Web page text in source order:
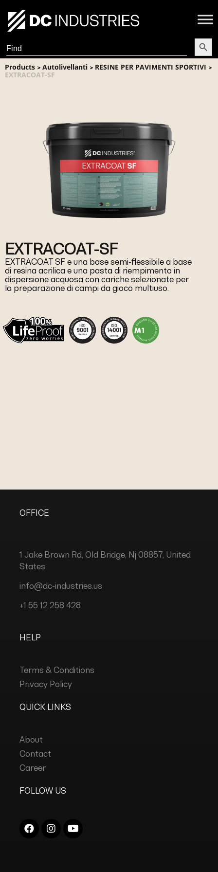
Search
for:
Search
Products > Autolivellanti > RESINE PER PAVIMENTI SPORTIVI >
EXTRACOAT-SF
EXTRACOAT-SF
EXTRACOAT SF e una base semi-flessibile a base
di resina acrilica e una pasta di riempimento in
dispersione acquosa con cariche selezionate per
la preparazione di campi da gioco multiuso.
OFFICE
1 Jake Brown Rd, Old Bridge, Nj 08857, United
States
info@dc-industries.us
+1 55 12 258 428
HELP
Terms & Conditions
Privacy Policy
QUICK LINKS
About
Contact
Career
FOLLOW US